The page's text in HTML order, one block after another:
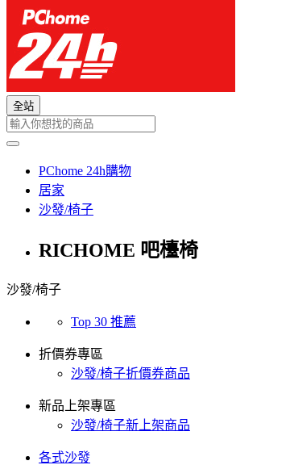
全站
PChome 24h購物
居家
沙發/椅子
RICHOME 吧檯椅
沙發/椅子
Top 30 推薦
折價券專區
沙發/椅子折價券商品
新品上架專區
沙發/椅子新上架商品
各式沙發